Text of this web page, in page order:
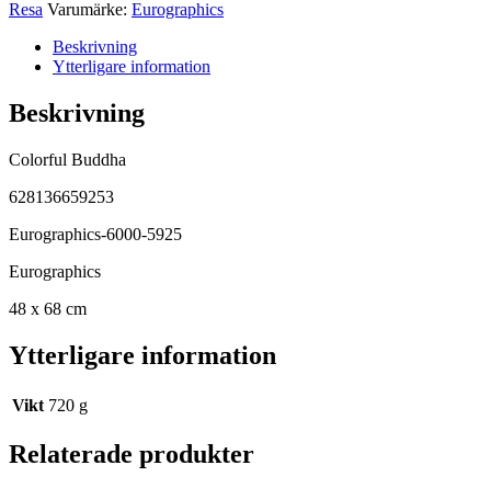
Resa Varumärke: Eurographics
Beskrivning
Ytterligare information
Beskrivning
Colorful Buddha
628136659253
Eurographics-6000-5925
Eurographics
48 x 68 cm
Ytterligare information
Vikt 720 g
Relaterade produkter